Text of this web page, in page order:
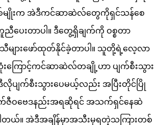
မျိုးက အဲဒီကင်ဆာဆဲလ်တွေကိုရှင်သန်စေ
ညီပေးတာပါ။ ဒီတွေ့ရှိချက်ကို ဝစ္စတာ
ားဖော်ထုတ်နိုင်ခဲ့တာပါ။ သူတို့ရဲ့လေ့လာ
ကြောင့်ကင်ဆာဆဲလ်တချို့ဟာ ပျက်စီးသွား
ပျက်စီးသွားပေမယ့်လည်း အပြီးတိုင်ပြို
ဇီဝဗေဒနည်းအရဆိုရင် အသက်ရှင်နေဆဲ
တယ်။ အဲဒီအချိန်မှာအသီးမှရတဲ့သကြားတစ်